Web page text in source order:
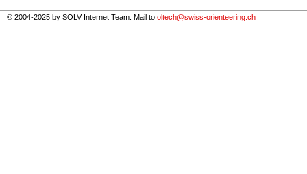
© 2004-2025 by SOLV Internet Team. Mail to oltech@swiss-orienteering.ch